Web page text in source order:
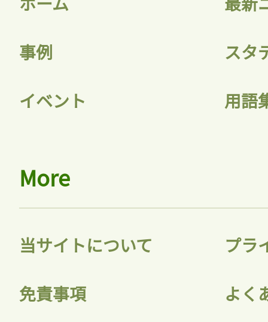
記事をお気に入りに
会員登録
事例 スタ
イベント 用語
More
当サイトについて プラ
免責事項 よく